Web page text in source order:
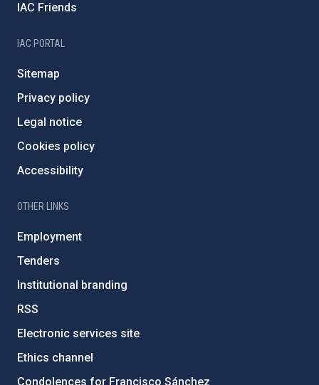
IAC Friends
IAC PORTAL
Sitemap
Privacy policy
Legal notice
Cookies policy
Accessibility
OTHER LINKS
Employment
Tenders
Institutional branding
RSS
Electronic services site
Ethics channel
Condolences for Francisco Sánchez